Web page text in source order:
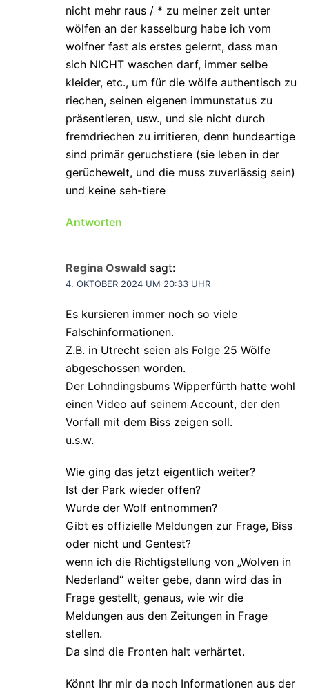
nicht mehr raus / * zu meiner zeit unter
wölfen an der kasselburg habe ich vom
wolfner fast als erstes gelernt, dass man
sich NICHT waschen darf, immer selbe
kleider, etc., um für die wölfe authentisch zu
riechen, seinen eigenen immunstatus zu
präsentieren, usw., und sie nicht durch
fremdriechen zu irritieren, denn hundeartige
sind primär geruchstiere (sie leben in der
gerüchewelt, und die muss zuverlässig sein)
und keine seh-tiere
Antworten
Regina Oswald sagt:
4. OKTOBER 2024 UM 20:33 UHR
Es kursieren immer noch so viele
Falschinformationen.
Z.B. in Utrecht seien als Folge 25 Wölfe
abgeschossen worden.
Der Lohndingsbums Wipperfürth hatte wohl
einen Video auf seinem Account, der den
Vorfall mit dem Biss zeigen soll.
u.s.w.
Wie ging das jetzt eigentlich weiter?
Ist der Park wieder offen?
Wurde der Wolf entnommen?
Gibt es offizielle Meldungen zur Frage, Biss
oder nicht und Gentest?
wenn ich die Richtigstellung von „Wolven in
Nederland“ weiter gebe, dann wird das in
Frage gestellt, genaus, wie wir die
Meldungen aus den Zeitungen in Frage
stellen.
Da sind die Fronten halt verhärtet.
Könnt Ihr mir da noch Informationen aus der